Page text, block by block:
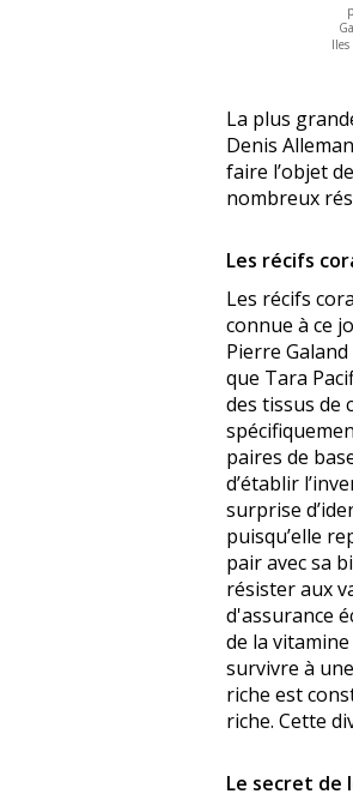
La plus
Denis
faire l’objet
nombreux
Les récifs
Les récifs
connue à ce
Pierre
que Tara
des tissus de
paires de
d’établir
surprise
puisqu’elle
pair avec sa
résister aux
d'assurance
de la
survivre à
riche est
riche. Cette
Le secret de